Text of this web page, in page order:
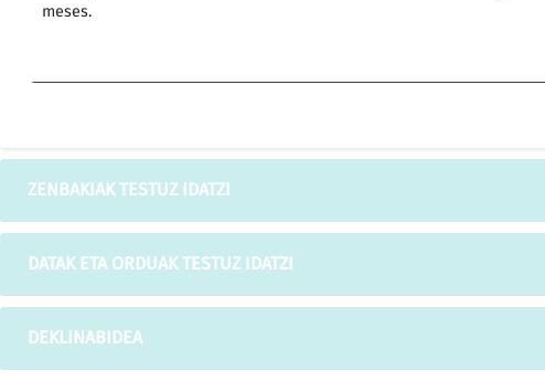
meses.
ZENBAKIAK TESTUZ IDATZI
DATAK ETA ORDUAK TESTUZ IDATZI
DEKLINABIDEA